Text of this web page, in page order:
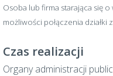
Osoba lub firma starająca się
możliwości połączenia działki
Czas realizacji
Organy administracji